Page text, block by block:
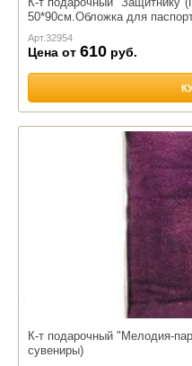
50*90см.Обложка для
Арт.32954
Цена от 610 руб.
К-т подарочный "Мелодия-
сувениры)